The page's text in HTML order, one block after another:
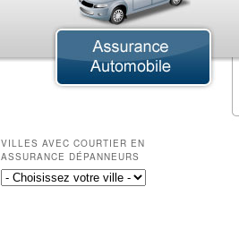
Assurance Agricole
Assurance Agroalimentaire
Assurance Ferme Équestre
Assurance Ferme Laitière
Assurance Ferme Maraîchère
Assurance Ferme Porcine
VILLES AVEC COURTIER EN
ASSURANCE DÉPANNEURS